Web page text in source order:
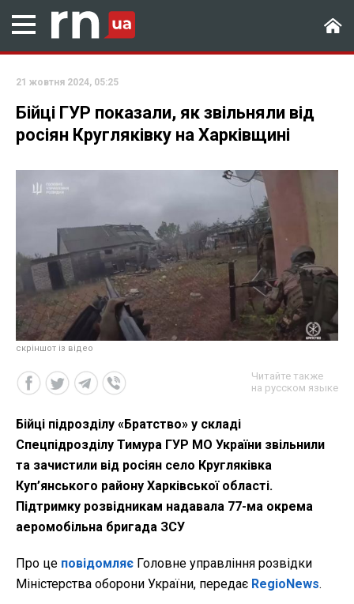
21 жовтня 2024, 05:25
Бійці ГУР показали, як звільняли від
росіян Кругляківку на Харківщині
скріншот із відео
Читайте также
на русском языке
Бійці підрозділу «Братство» у складі
Спецпідрозділу Тимура ГУР МО України звільнили
та зачистили від росіян село Кругляківка
Куп’янського району Харківської області.
Підтримку розвідникам надавала 77-ма окрема
аеромобільна бригада ЗСУ
Про це повідомляє Головне управління розвідки
Міністерства оборони України, передає RegioNews.